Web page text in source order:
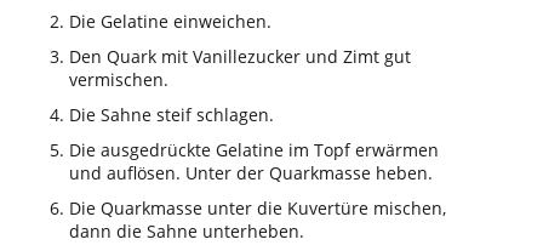
Die Gelatine einweichen.
Den Quark mit Vanillezucker und Zimt gut
vermischen.
Die Sahne steif schlagen.
Die ausgedrückte Gelatine im Topf erwärmen
und auflösen. Unter der Quarkmasse heben.
Die Quarkmasse unter die Kuvertüre mischen,
dann die Sahne unterheben.